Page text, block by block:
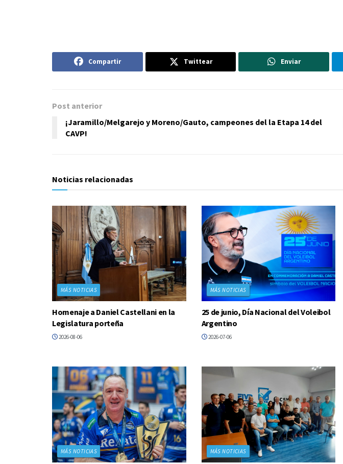
Compartir Twittear Enviar
Post anterior
¡Jaramillo/Melgarejo y Moreno/Gauto, campeones del la Etapa 14 del
CAVP!
Noticias relacionadas
MÁS NOTICIAS
Homenaje a Daniel Castellani en la
Legislatura porteña
2026-08-06
MÁS NOTICIAS
25 de junio, Día Nacional del Voleibol
Argentino
2026-07-06
MÁS NOTICIAS MÁS NOTICIAS